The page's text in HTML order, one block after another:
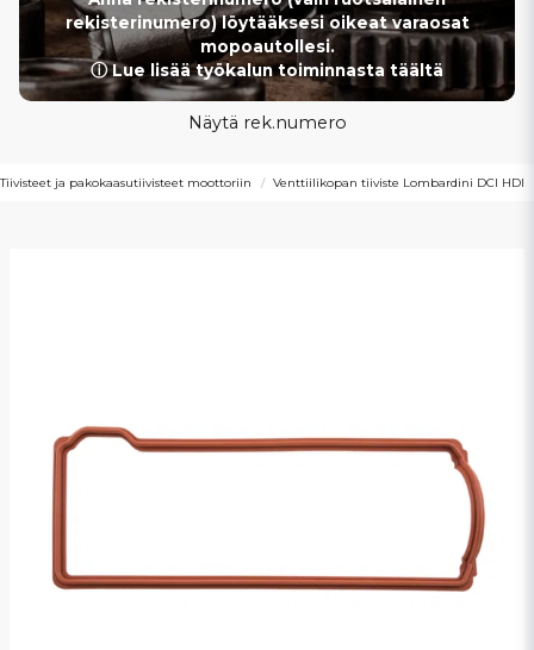
rekisterinumero) löytääksesi oikeat varaosat
mopoautollesi.
ⓘ Lue lisää työkalun toiminnasta täältä
Näytä rek.numero
Tiivisteet ja pakokaasutiivisteet moottoriin Venttiilikopan tiiviste Lombardini DCI HDI